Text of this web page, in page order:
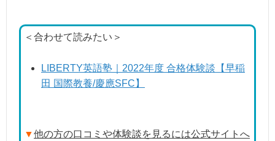
＜合わせて読みたい＞
LIBERTY英語塾｜2022年度 合格体験談【早稲
田 国際教養/慶應SFC】
▼他の方の口コミや体験談を見るには公式サイトへ